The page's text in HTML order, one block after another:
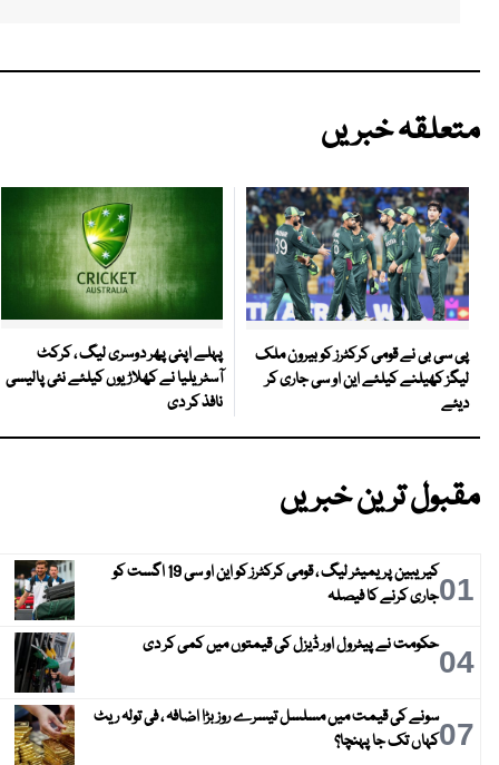
متعلقہ خبریں
پی سی بی نے قومی کرکٹرز کو بیرون ملک
لیگز کھیلنے کیلئے این او سی جاری کر
دیئے
پہلے اپنی پھر دوسری لیگ ، کرکٹ
آسٹریلیا نے کھلاڑیوں کیلئے نئی پالیسی
نافذ کر دی
مقبول ترین خبریں
01
کیریبین پریمیئر لیگ ، قومی کرکٹرز کو این او سی 19 اگست کو
جاری کرنے کا فیصلہ
04حکومت نے پیٹرول اور ڈیزل کی قیمتوں میں کمی کر دی
07سونے کی قیمت میں مسلسل تیسرے روز بڑا اضافہ ، فی تولہ ریٹ
کہاں تک جا پہنچا؟